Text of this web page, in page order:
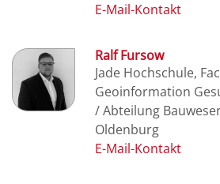
Ralf Fursow
Jade Hochschule,
Geoinformation
/ Abteilung
Oldenburg